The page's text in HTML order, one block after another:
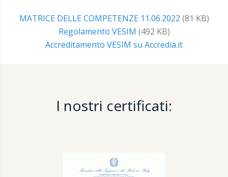
MATRICE DELLE COMPETENZE 11.06.2022 (81 KB)
Regolamento VESIM (492 KB)
Accreditamento VESIM su Accredia.it
I nostri certificati: